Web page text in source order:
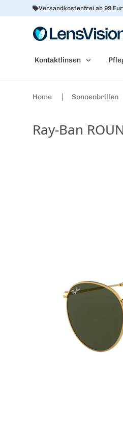
Versandkostenfrei ab 99
Kontaktlinsen
Home Sonnenbrillen
Ray-Ban